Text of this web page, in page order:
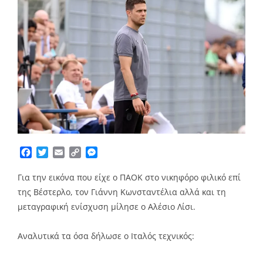
Facebook
TwitterEmailCopy
Για την εικόνα που είχε ο ΠΑΟΚ στο νικηφόρο φιλικό επί
της Βέστερλο, τον Γιάννη Κωνσταντέλια αλλά και τη
μεταγραφική ενίσχυση μίλησε ο Αλέσιο Λίσι.
Αναλυτικά τα όσα δήλωσε ο Ιταλός τεχνικός: